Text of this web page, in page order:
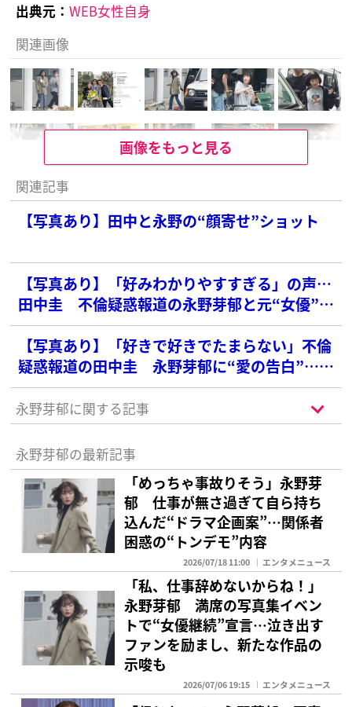
出典元： WEB女性自身
関連画像
画像をもっと見る
関連記事
【写真あり】田中と永野の“顔寄せ”ショット
【写真あり】「好みわかりやすすぎる」の声…
田中圭 不倫疑惑報道の永野芽郁と元“女優”妻
が「似てる」とネット妙に納得
【写真あり】「好きで好きでたまらない」不倫
疑惑報道の田中圭 永野芽郁に“愛の告白”…語
っていた危うい結婚観
永野芽郁に関する記事
永野芽郁の最新記事
「めっちゃ事故りそう」永野芽
郁 仕事が無さ過ぎて自ら持ち
込んだ“ドラマ企画案”…関係者
困惑の“トンデモ”内容
2026/07/18 11:00 エンタメニュース
「私、仕事辞めないからね！」
永野芽郁 満席の写真集イベン
トで“女優継続”宣言…泣き出す
ファンを励まし、新たな作品の
示唆も
2026/07/06 19:15 エンタメニュース